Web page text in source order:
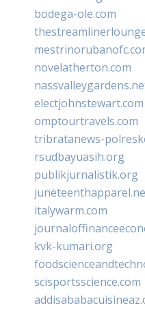
bodega-ole.com
novelatherton.com
electjohnstewart.com
omptourtravels.com
tribratanews-
rsudbayuasih.org
publikjurnalistik.org
italywarm.com
kvk-kumari.org
scisportsscience.com